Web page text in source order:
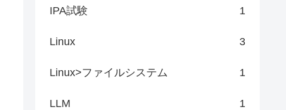
IPA試験 1
Linux 3
Linux>ファイルシステム 1
LLM 1